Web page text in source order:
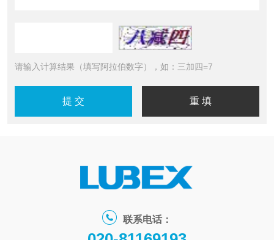
请输入计算结果（填写阿拉伯数字），如：三加四=7
联系电话：